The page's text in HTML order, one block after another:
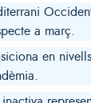
a març.
en